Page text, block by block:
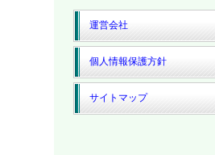
運営会社
個人情報保護方針
サイトマップ